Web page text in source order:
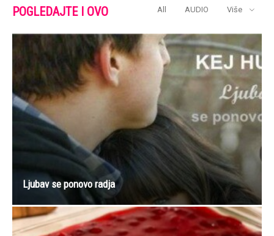
POGLEDAJTE I OVO All AUDIO Više
Ljubav se ponovo radja